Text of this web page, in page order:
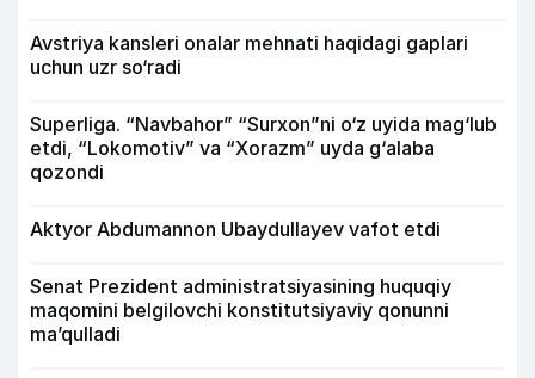
Avstriya kansleri onalar mehnati haqidagi gaplari
uchun uzr so‘radi
Superliga. “Navbahor” “Surxon”ni o‘z uyida mag‘lub
etdi, “Lokomotiv” va “Xorazm” uyda g‘alaba
qozondi
Aktyor Abdu­mannon Ubaydullayev vafot etdi
Senat Prezident administratsiyasining huquqiy
maqomini belgilovchi konstitutsiyaviy qonunni
ma’qulladi